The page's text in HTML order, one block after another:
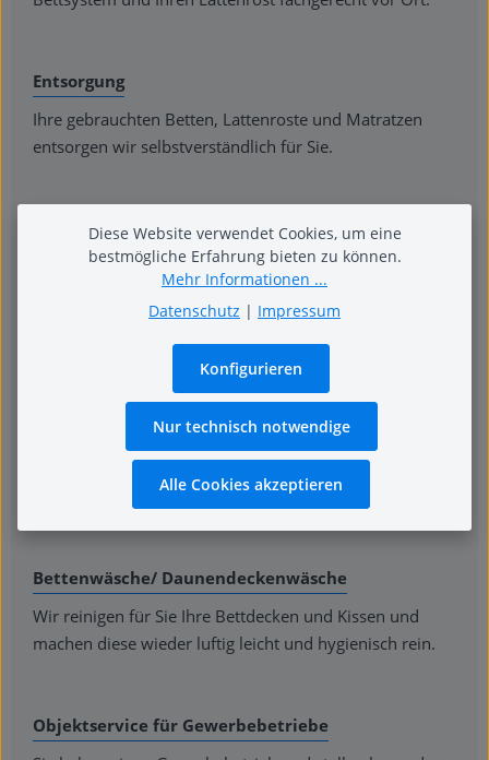
Entsorgung
Ihre gebrauchten Betten, Lattenroste und Matratzen
entsorgen wir selbstverständlich für Sie.
Im Nähatelier erfüllen wir Ihnen jeden zu nähenden
Wunsch. Ob extralange Bettdecken oder dreieckige
Kopfkissen - unser Nähservice macht vieles möglich.
Geschenkgutscheine
Geschenke verpacken wir Ihnen gern liebevoll. Ein
Geschenkgutschein von Betten Huntenburg ist zu jedem
Anlass ein passendes und stilvolles Präsent.
Bettenwäsche/ Daunendeckenwäsche
Wir reinigen für Sie Ihre Bettdecken und Kissen und
machen diese wieder luftig leicht und hygienisch rein.
Objektservice für Gewerbebetriebe
Diese Website verwendet Cookies, um eine
bestmögliche Erfahrung bieten zu können.
Mehr Informationen ...
Datenschutz | Impressum
Nur technisch notwendige
Konfigurieren
Alle Cookies akzeptieren